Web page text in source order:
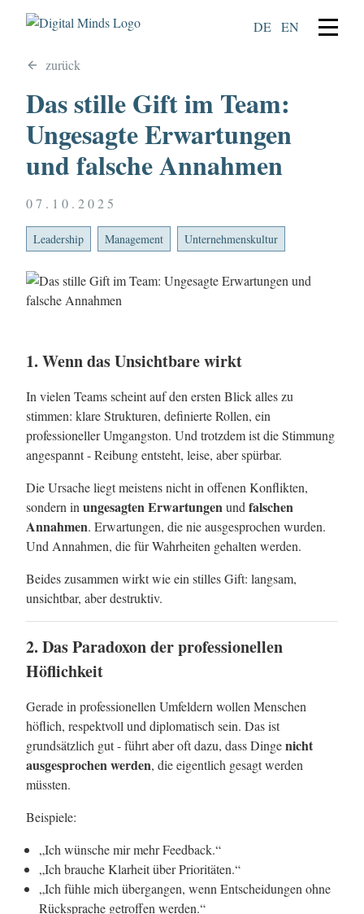
DE EN
zurück
Das stille Gift im Team:
Ungesagte Erwartungen
und falsche Annahmen
07.10.2025
Leadership Management Unternehmenskultur
1. Wenn das Unsichtbare wirkt
In vielen Teams scheint auf den ersten Blick alles zu
stimmen: klare Strukturen, definierte Rollen, ein
professioneller Umgangston. Und trotzdem ist die Stimmung
angespannt - Reibung entsteht, leise, aber spürbar.
Die Ursache liegt meistens nicht in offenen Konflikten,
sondern in ungesagten Erwartungenund falschen
Annahmen. Erwartungen, die nie ausgesprochen wurden.
Und Annahmen, die für Wahrheiten gehalten werden.
Beides zusammen wirkt wie ein stilles Gift: langsam,
unsichtbar, aber destruktiv.
2. Das Paradoxon der professionellen
Höflichkeit
Gerade in professionellen Umfeldern wollen Menschen
höflich, respektvoll und diplomatisch sein. Das ist
grundsätzlich gut - führt aber oft dazu, dass Dingenicht
ausgesprochen werden, die eigentlich gesagt werden
müssten.
Beispiele:
„Ich wünsche mir mehr Feedback.“
„Ich brauche Klarheit über Prioritäten.“
„Ich fühle mich übergangen, wenn Entscheidungen ohne
Rücksprache getroffen werden.“